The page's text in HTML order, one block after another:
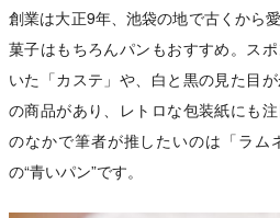
創業は大正9年、池袋の地で古くから
菓子はもちろんパンもおすすめ。ス
いた「カステ」や、白と黒の見た目
の商品があり、レトロな包装紙にも
のなかで筆者が推したいのは「ラム
の“青いパン”です。